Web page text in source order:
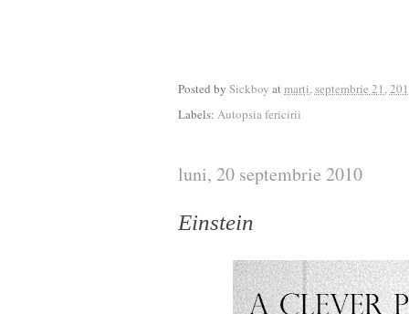
Posted by Sickboy atmarți, septembrie 21,
Labels: Autopsia fericirii
luni, 20 septembrie 2010
Einstein